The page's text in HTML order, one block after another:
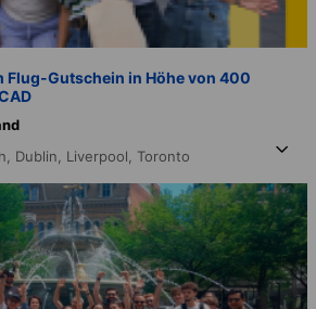
Flug-Gutschein in Höhe von 400
Dublin, Liverpool, Toronto